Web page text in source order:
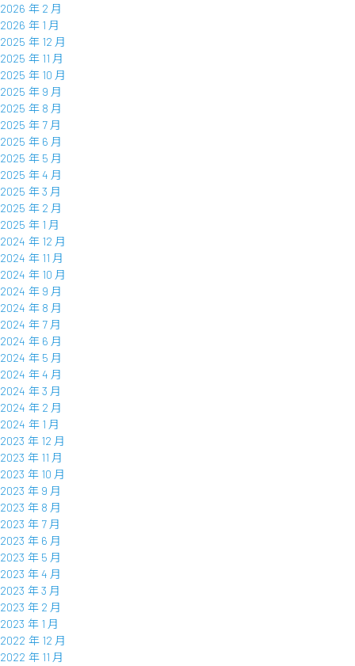
2026 年 2 月
2026 年 1 月
2025 年 12 月
2025 年 11 月
2025 年 10 月
2025 年 9 月
2025 年 8 月
2025 年 7 月
2025 年 6 月
2025 年 5 月
2025 年 4 月
2025 年 3 月
2025 年 2 月
2025 年 1 月
2024 年 12 月
2024 年 11 月
2024 年 10 月
2024 年 9 月
2024 年 8 月
2024 年 7 月
2024 年 6 月
2024 年 5 月
2024 年 4 月
2024 年 3 月
2024 年 2 月
2024 年 1 月
2023 年 12 月
2023 年 11 月
2023 年 10 月
2023 年 9 月
2023 年 8 月
2023 年 7 月
2023 年 6 月
2023 年 5 月
2023 年 4 月
2023 年 3 月
2023 年 2 月
2023 年 1 月
2022 年 12 月
2022 年 11 月